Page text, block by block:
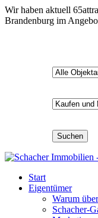
Wir haben aktuell 65
Brandenburg im
Suchen
Start
Eigentümer
Warum
Schacher-